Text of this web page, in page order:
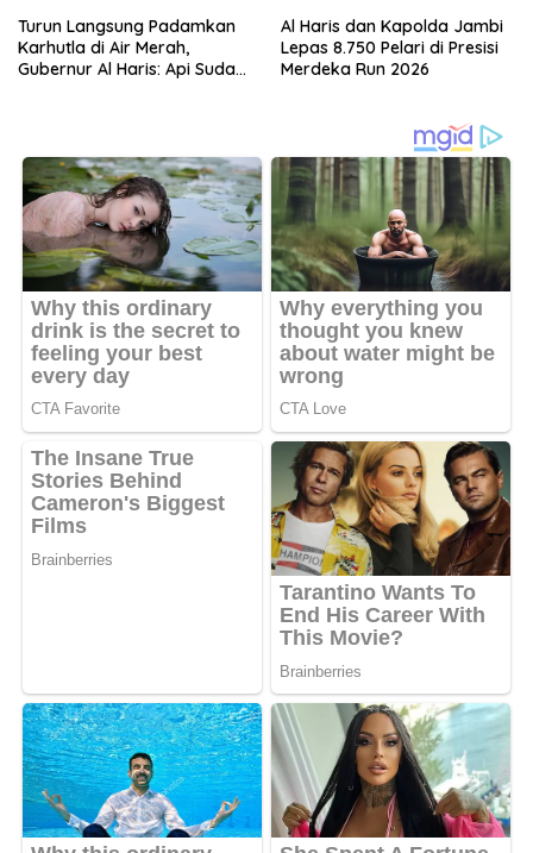
Turun Langsung Padamkan
Karhutla di Air Merah,
Gubernur Al Haris: Api Sudah
Al Haris dan Kapolda Jambi
Lepas 8.750 Pelari di Presisi
Merdeka Run 2026